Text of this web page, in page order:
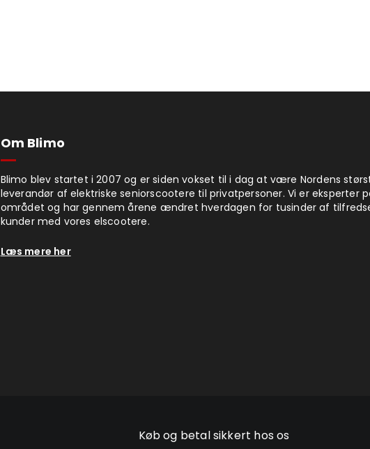
Om Blimo
Blimo blev startet i 2007 og er siden vokset til i dag at være Nordens
leverandør af elektriske seniorscootere til privatpersoner. Vi er eksperter
området og har gennem årene ændret hverdagen for tusinder af
kunder med vores elscootere.
Læs mere her
Køb og betal sikkert hos os